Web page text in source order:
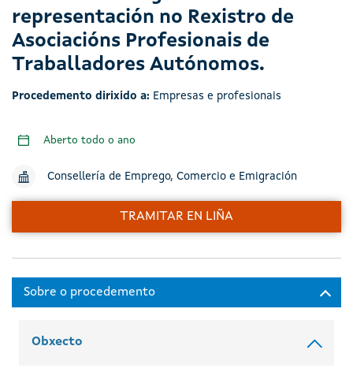
representación no Rexistro de
Asociacións Profesionais de
Traballadores Autónomos.
Procedemento dirixido a: Empresas e profesionais
Aberto todo o ano
Consellería de Emprego, Comercio e Emigración
TRAMITAR EN LIÑA
Obxecto